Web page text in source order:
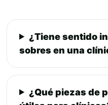
¿Tiene sentido
sobres en una
¿Qué piezas de